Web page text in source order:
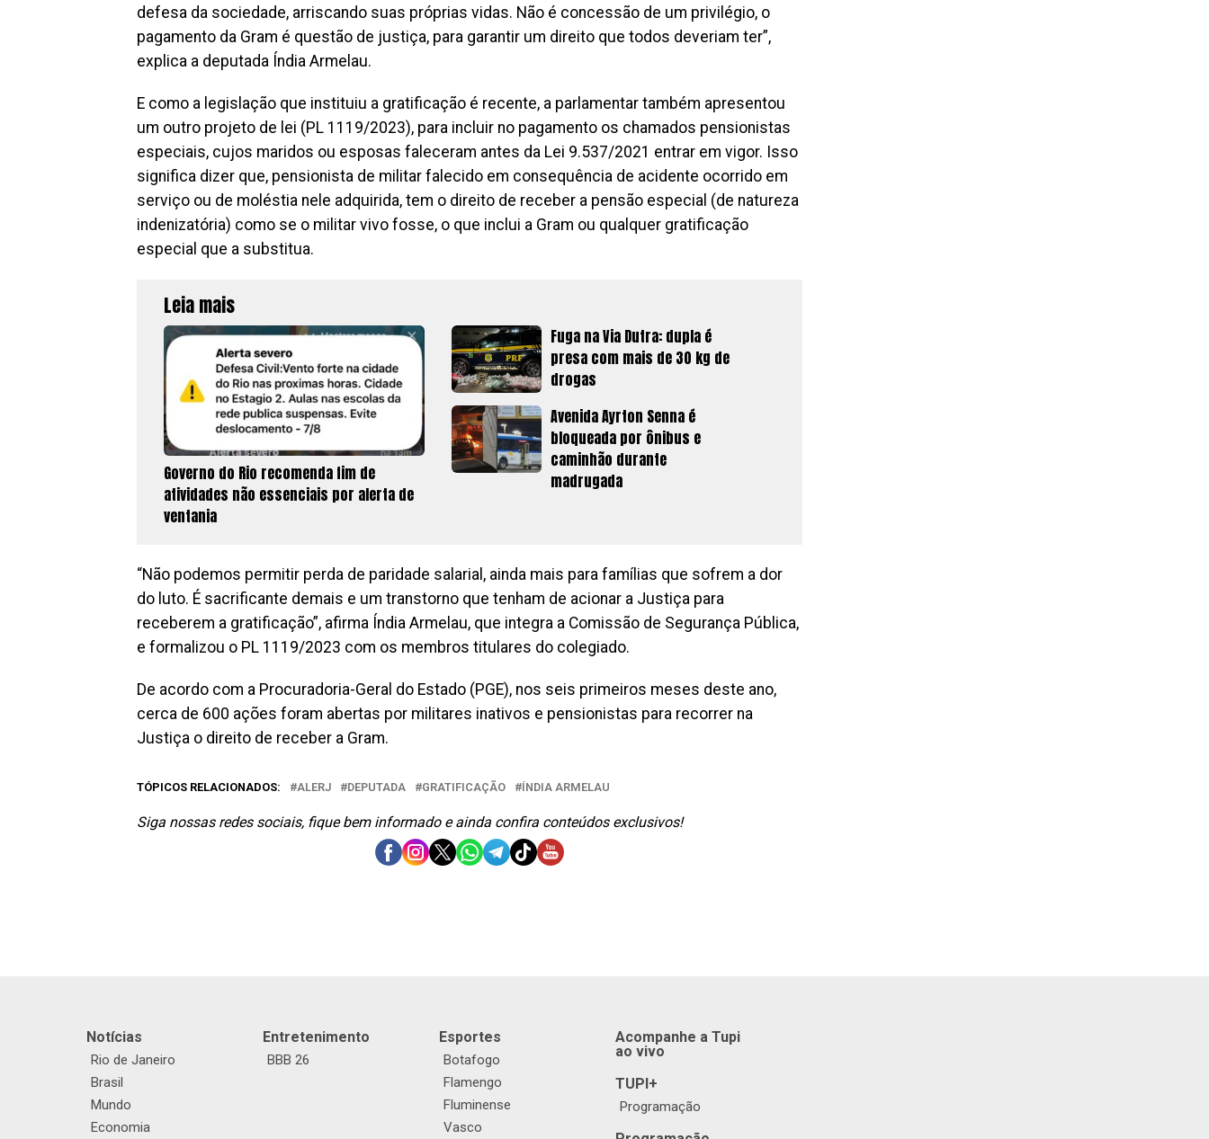
defesa da sociedade, arriscando suas próprias vidas. Não é concessão de um privilégio, o
pagamento da Gram é questão de justiça, para garantir um direito que todos deveriam ter”,
explica a deputada Índia Armelau.
E como a legislação que instituiu a gratificação é recente, a parlamentar também apresentou
um outro projeto de lei (PL 1119/2023), para incluir no pagamento os chamados pensionistas
especiais, cujos maridos ou esposas faleceram antes da Lei 9.537/2021 entrar em vigor. Isso
significa dizer que, pensionista de militar falecido em consequência de acidente ocorrido em
serviço ou de moléstia nele adquirida, tem o direito de receber a pensão especial (de natureza
indenizatória) como se o militar vivo fosse, o que inclui a Gram ou qualquer gratificação
especial que a substitua.
Leia mais
Governo do Rio recomenda fim de
atividades não essenciais por alerta de
ventania
Fuga na Via Dutra: dupla é
presa com mais de 30 kg de
drogas
Avenida Ayrton Senna é
bloqueada por ônibus e
caminhão durante
madrugada
“Não podemos permitir perda de paridade salarial, ainda mais para famílias que sofrem a dor
do luto. É sacrificante demais e um transtorno que tenham de acionar a Justiça para
receberem a gratificação”, afirma Índia Armelau, que integra a Comissão de Segurança Pública,
e formalizou o PL 1119/2023 com os membros titulares do colegiado.
De acordo com a Procuradoria-Geral do Estado (PGE), nos seis primeiros meses deste ano,
cerca de 600 ações foram abertas por militares inativos e pensionistas para recorrer na
Justiça o direito de receber a Gram.
TÓPICOS RELACIONADOS: ALERJ DEPUTADA GRATIFICAÇÃO ÍNDIA ARMELAU
Siga nossas redes sociais, fique bem informado e ainda confira conteúdos exclusivos!
Notícias
Rio de Janeiro
Brasil
Mundo
Economia
Entretenimento
BBB 26
Esportes
Botafogo
Flamengo
Fluminense
Vasco
Acompanhe a Tupi
ao vivo
TUPI+
Programação